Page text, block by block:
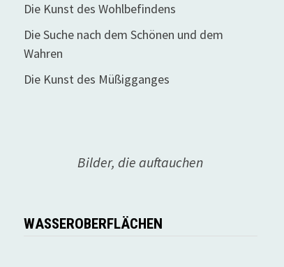
Die Kunst des Wohlbefindens
Die Suche nach dem Schönen und dem
Wahren
Die Kunst des Müßigganges
Bilder, die auftauchen
WASSEROBERFLÄCHEN